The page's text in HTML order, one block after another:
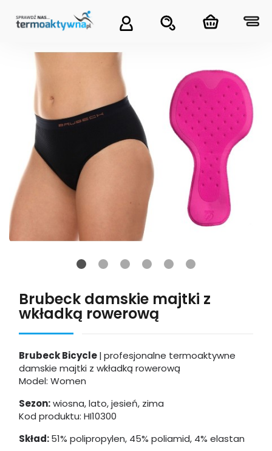
Brubeck damskie majtki z
wkładką rowerową
Brubeck Bicycle|profesjonalne termoaktywne
damskie majtki z wkładką rowerową
Model: Women
Sezon:wiosna, lato, jesień, zima
Kod produktu: HI10300
Skład:51% polipropylen, 45% poliamid, 4% elastan